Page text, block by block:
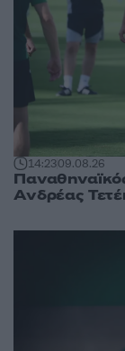
14:2309.08.26
Ανδρέας Τετέι